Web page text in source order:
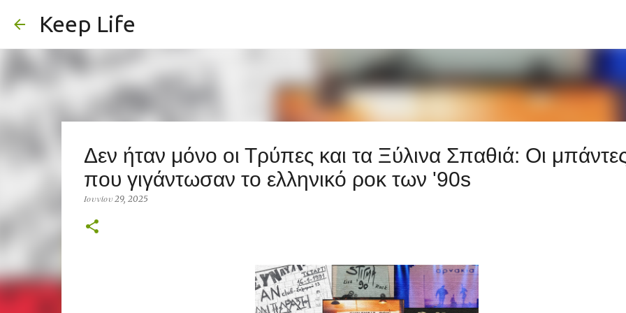
Keep Life
Δεν ήταν μόνο οι Τρύπες και τα Ξύλινα Σπαθιά: Οι
που γιγάντωσαν το ελληνικό ροκ των '90s
Ιουνίου 29, 2025